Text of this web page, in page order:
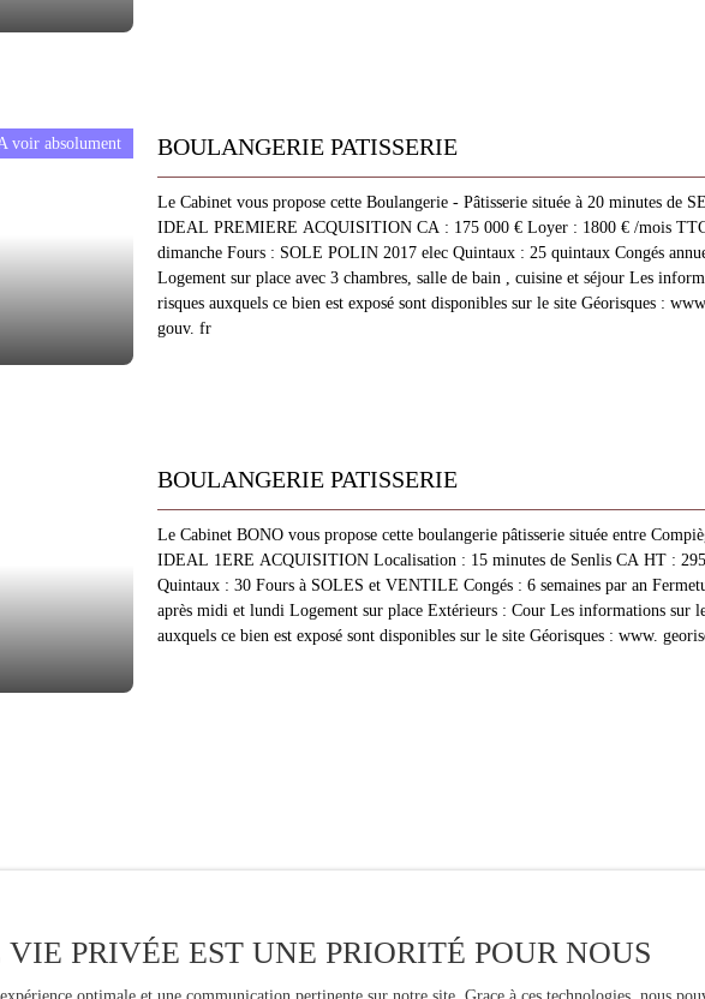
voir absolument BOULANGERIE PATISSERIE
Le Cabinet vous propose cette Boulangerie - Pâtisserie située à 20 minutes de
IDEAL PREMIERE ACQUISITION CA : 175 000 € Loyer : 1800 € /mois
dimanche Fours : SOLE POLIN 2017 elec Quintaux : 25 quintaux Congés
Logement sur place avec 3 chambres, salle de bain , cuisine et séjour Les
risques auxquels ce bien est exposé sont disponibles sur le site Géorisques :
gouv. fr
BOULANGERIE PATISSERIE
Le Cabinet BONO vous propose cette boulangerie pâtisserie située entre
IDEAL 1ERE ACQUISITION Localisation : 15 minutes de Senlis CA HT :
Quintaux : 30 Fours à SOLES et VENTILE Congés : 6 semaines par an
après midi et lundi Logement sur place Extérieurs : Cour Les informations sur
auxquels ce bien est exposé sont disponibles sur le site Géorisques : www.
PRIVÉE EST UNE PRIORITÉ POUR NOUS